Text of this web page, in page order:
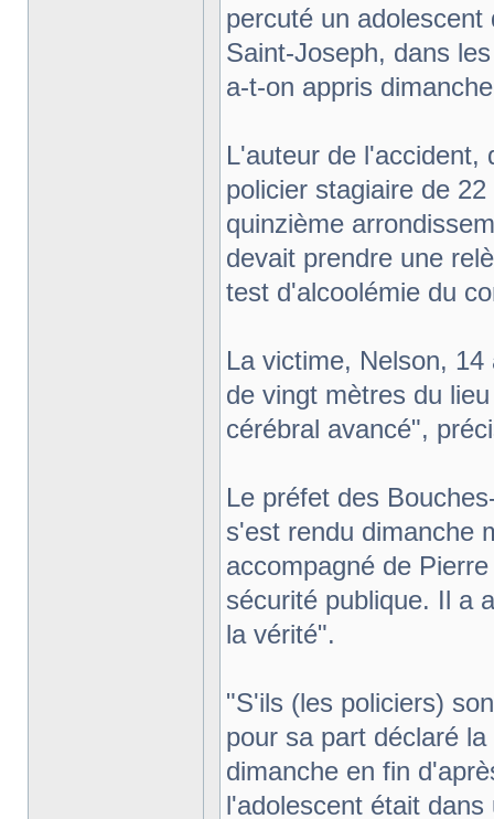
percuté un
Saint-Joseph, dans
a-t-on appris
L'auteur de l'accident,
policier stagiaire de
quinzième
devait prendre une
test d'alcoolémie du
La victime, Nelson,
de vingt mètres du
cérébral avancé",
Le préfet des
s'est rendu dimanche
accompagné de
sécurité publique. Il a
la vérité".
"S'ils (les policiers)
pour sa part déclaré
dimanche en fin
l'adolescent était